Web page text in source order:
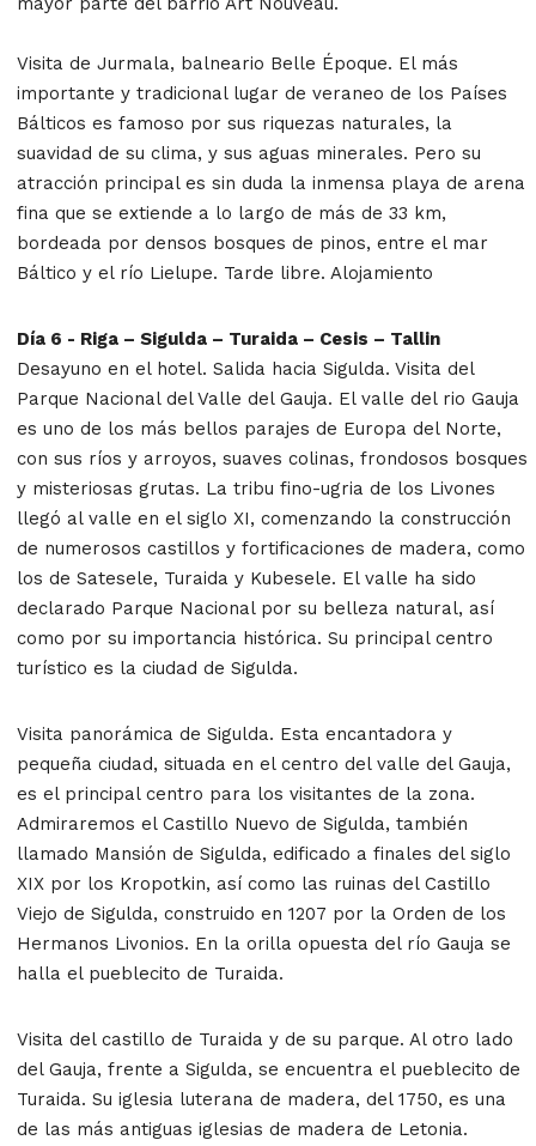
Visita de Jurmala, balneario Belle Époque. El más
importante y tradicional lugar de veraneo de los Países
Bálticos es famoso por sus riquezas naturales, la
suavidad de su clima, y sus aguas minerales. Pero su
atracción principal es sin duda la inmensa playa de arena
fina que se extiende a lo largo de más de 33 km,
bordeada por densos bosques de pinos, entre el mar
Báltico y el río Lielupe. Tarde libre. Alojamiento
Día 6 - Riga – Sigulda – Turaida – Cesis – Tallin
Desayuno en el hotel. Salida hacia Sigulda. Visita del
Parque Nacional del Valle del Gauja. El valle del rio Gauja
es uno de los más bellos parajes de Europa del Norte,
con sus ríos y arroyos, suaves colinas, frondosos bosques
y misteriosas grutas. La tribu fino-ugria de los Livones
llegó al valle en el siglo XI, comenzando la construcción
de numerosos castillos y fortificaciones de madera, como
los de Satesele, Turaida y Kubesele. El valle ha sido
declarado Parque Nacional por su belleza natural, así
como por su importancia histórica. Su principal centro
turístico es la ciudad de Sigulda.
Visita panorámica de Sigulda. Esta encantadora y
pequeña ciudad, situada en el centro del valle del Gauja,
es el principal centro para los visitantes de la zona.
Admiraremos el Castillo Nuevo de Sigulda, también
llamado Mansión de Sigulda, edificado a finales del siglo
XIX por los Kropotkin, así como las ruinas del Castillo
Viejo de Sigulda, construido en 1207 por la Orden de los
Hermanos Livonios. En la orilla opuesta del río Gauja se
halla el pueblecito de Turaida.
Visita del castillo de Turaida y de su parque. Al otro lado
del Gauja, frente a Sigulda, se encuentra el pueblecito de
Turaida. Su iglesia luterana de madera, del 1750, es una
de las más antiguas iglesias de madera de Letonia.